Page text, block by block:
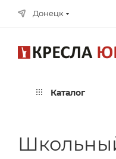
Донецк
Каталог